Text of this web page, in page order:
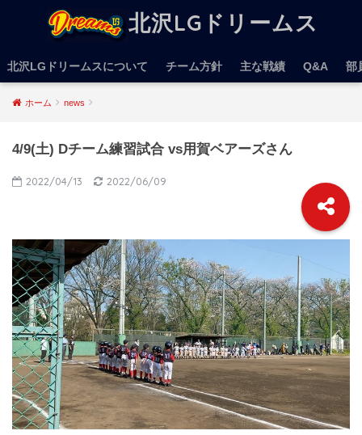
北沢LGドリームス
北沢LGドリームスについて チーム方針 主な戦績 Q&A 部
ホーム news
4/9(土) Dチーム練習試合 vs用賀ベアーズさん
2022/04/13 2022/06/09